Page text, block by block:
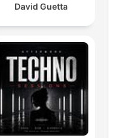
David Guetta